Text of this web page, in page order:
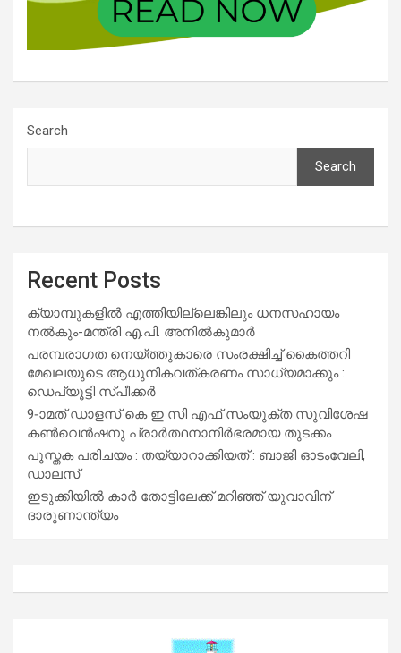
Search
Search
Recent Posts
ക്യാമ്പുകളിൽ എത്തിയില്ലെങ്കിലും ധനസഹായം
നൽകും-മന്ത്രി എ.പി. അനിൽകുമാർ
പരമ്പരാഗത നെയ്ത്തുകാരെ സംരക്ഷിച്ച് കൈത്തറി
മേഖലയുടെ ആധുനികവത്കരണം സാധ്യമാക്കും :
ഡെപ്യൂട്ടി സ്പീക്കർ
9-ാമത് ഡാളസ് കെ ഇ സി എഫ് സംയുക്ത സുവിശേഷ
കൺവെൻഷനു പ്രാർത്ഥനാനിർഭരമായ തുടക്കം
പുസ്തക പരിചയം : തയ്യാറാക്കിയത് : ബാജി ഓടംവേലി,
ഡാലസ്
ഇടുക്കിയിൽ കാർ തോട്ടിലേക്ക് മറിഞ്ഞ് യുവാവിന്
ദാരുണാന്ത്യം